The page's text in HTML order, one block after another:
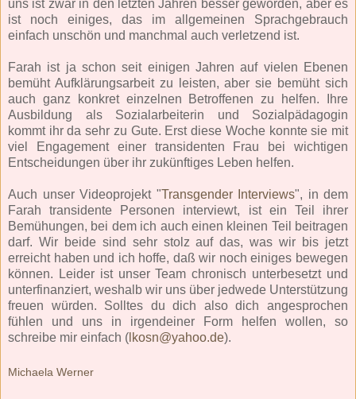
uns ist zwar in den letzten Jahren besser geworden, aber es
ist noch einiges, das im allgemeinen Sprachgebrauch
einfach unschön und manchmal auch verletzend ist.
Farah ist ja schon seit einigen Jahren auf vielen Ebenen
bemüht Aufklärungsarbeit zu leisten, aber sie bemüht sich
auch ganz konkret einzelnen Betroffenen zu helfen. Ihre
Ausbildung als Sozialarbeiterin und Sozialpädagogin
kommt ihr da sehr zu Gute. Erst diese Woche konnte sie mit
viel Engagement einer transidenten Frau bei wichtigen
Entscheidungen über ihr zukünftiges Leben helfen.
Auch unser Videoprojekt "Transgender Interviews", in dem
Farah transidente Personen interviewt, ist ein Teil ihrer
Bemühungen, bei dem ich auch einen kleinen Teil beitragen
darf. Wir beide sind sehr stolz auf das, was wir bis jetzt
erreicht haben und ich hoffe, daß wir noch einiges bewegen
können. Leider ist unser Team chronisch unterbesetzt und
unterfinanziert, weshalb wir uns über jedwede Unterstützung
freuen würden. Solltes du dich also dich angesprochen
fühlen und uns in irgendeiner Form helfen wollen, so
schreibe mir einfach ( lkosn@yahoo.de).
Michaela Werner